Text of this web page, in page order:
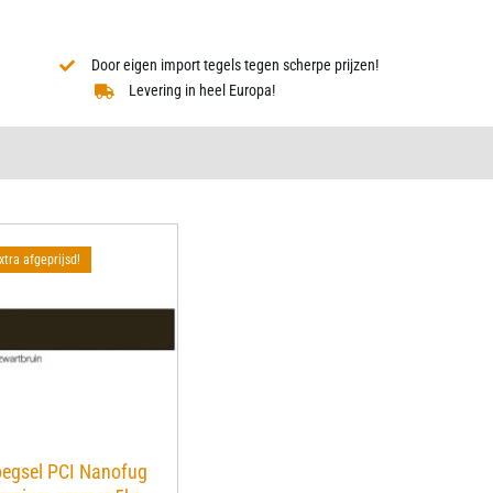
Door eigen import tegels tegen scherpe prijzen!
Levering in heel Europa!
afgeprijsd!
PCI Nanofug